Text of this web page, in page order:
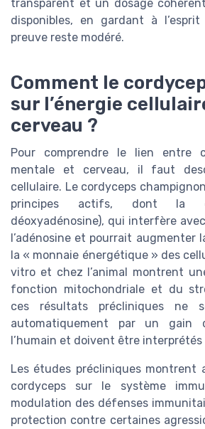
transparent et un dosage
disponibles, en gardant à
preuve reste modéré.
Comment le
sur l’énergie
cerveau ?
Pour comprendre le lien entre
mentale et cerveau, il faut
cellulaire. Le cordyceps
principes actifs, dont la
déoxyadénosine), qui interfère
l’adénosine et pourrait augmenter
la « monnaie énergétique » des
vitro et chez l’animal montrent
fonction mitochondriale et du
ces résultats précliniques ne
automatiquement par un gain
l’humain et doivent être interprétés
Les études précliniques montrent
cordyceps sur le système
modulation des défenses
protection contre certaines